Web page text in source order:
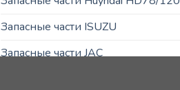
Запасные части ISUZU
Запасные части JAC